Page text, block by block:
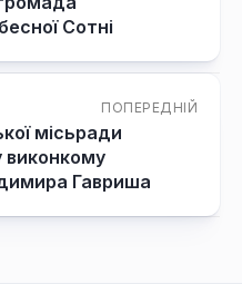
Сотні
ПОПЕРЕДНІЙ
місьради
виконкому
Гавриша